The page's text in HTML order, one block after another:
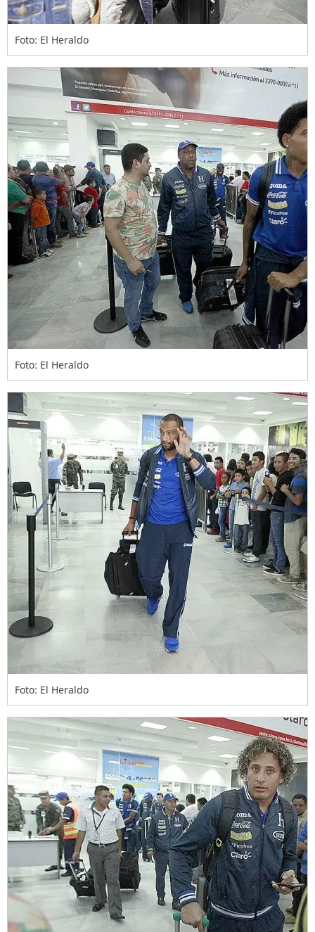
Foto: El Heraldo
Foto: El Heraldo
Foto: El Heraldo